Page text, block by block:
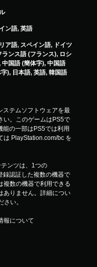
ン語, 英語
ア語, スペイン語, ドイツ
ランス語 (フランス), ロシ
中国語 (簡体字), 中国語
), 日本語, 英語, 韓国語
ステムソフトウェアを最
い。このゲームはPS5で
能の一部はPS5では利用
は PlayStation.com/bc を
ンツは、1つの
認証した複数の機器で
複数の機器で利用できる
ありません。詳細につい
さい。
報について